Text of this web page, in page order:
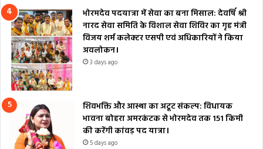
भोरमदेव पदयात्रा में सेवा का बना मिसाल: देवर्षि श्री
नारद सेवा समिति के विशाल सेवा शिविर का गृह मंत्री
विजय शर्म कलेक्टर एसपी एवं अधिकारियों ने किया
अवलोकन।
3 days ago
शिवभक्ति और आस्था का अटूट संकल्प: विधायक
भावना बोहरा अमरकंटक से भोरमदेव तक 151 किमी
की करेंगी कांवड़ पद यात्रा।
5 days ago